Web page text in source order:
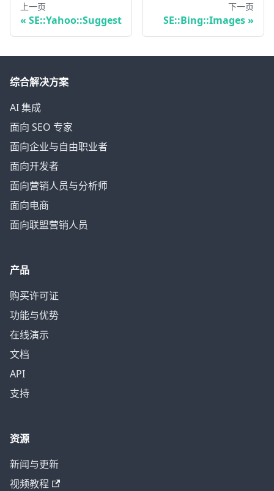
上一页
SE::Yahoo::Suggest
下一页
SE::Bing::Images
综合解决方案
AI 集成
面向 SEO 专家
面向企业与自由职业者
面向开发者
面向营销人员与分析师
面向电商
面向联盟营销人员
产品
购买许可证
功能与优势
在线演示
文档
API
支持
资源
新闻与更新
视频教程